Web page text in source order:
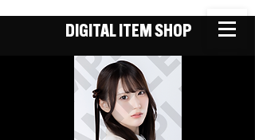
DIGITAL ITEM SHOP